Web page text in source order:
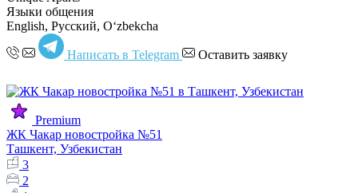
Языки общения
English, Русский, Oʻzbekcha
Написать в Telegram Оставить заявку
Premium
ЖК Чакар новостройка №51
Ташкент, Узбекистан
3
2